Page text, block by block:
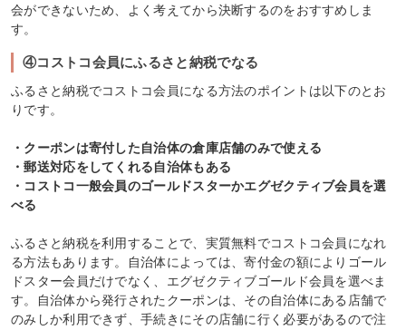
会ができないため、よく考えてから決断するのをおすすめしま
す。
④コストコ会員にふるさと納税でなる
ふるさと納税でコストコ会員になる方法のポイントは以下のとお
りです。
・クーポンは寄付した自治体の倉庫店舗のみで使える
・郵送対応をしてくれる自治体もある
・コストコ一般会員のゴールドスターかエグゼクティブ会員を選
べる
ふるさと納税を利用することで、実質無料でコストコ会員になれ
る方法もあります。自治体によっては、寄付金の額によりゴール
ドスター会員だけでなく、エグゼクティブゴールド会員を選べま
す。自治体から発行されたクーポンは、その自治体にある店舗で
のみしか利用できず、手続きにその店舗に行く必要があるので注